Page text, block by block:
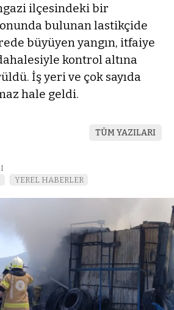
ilçesindeki bir
bulunan lastikçide
büyüyen yangın, itfaiye
kontrol altına
İş yeri ve çok sayıda
hale geldi.
TÜM YAZILARI
YEREL HABERLER